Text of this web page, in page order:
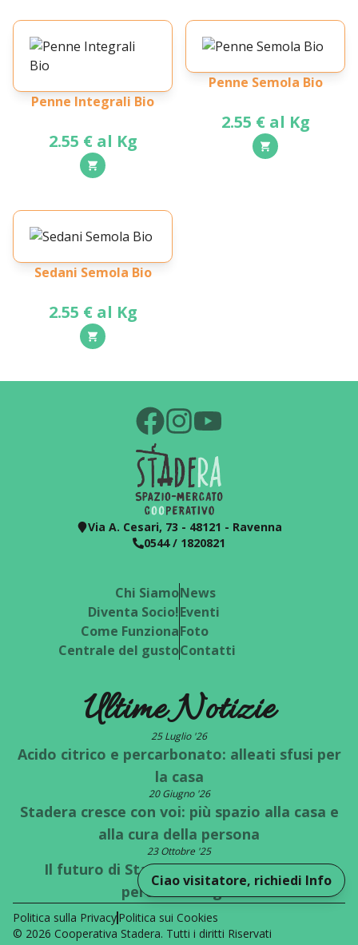
Penne Integrali Bio
2.55 € al Kg
Penne Semola Bio
2.55 € al Kg
Sedani Semola Bio
2.55 € al Kg
Ciao visitatore, richiedi Info
Via A. Cesari, 73 - 48121 - Ravenna
0544 / 1820821
Chi Siamo
Diventa Socio!
Come Funziona
Centrale del gusto
News
Eventi
Foto
Contatti
Ultime Notizie
25 Luglio '26
Acido citrico e percarbonato: alleati sfusi per
la casa
20 Giugno '26
Stadera cresce con voi: più spazio alla casa e
alla cura della persona
23 Ottobre '25
Il futuro di Stadera è a un bivio: quale
percorso scegli?
Politica sulla PrivacyPolitica sui Cookies
© 2026 Cooperativa Stadera. Tutti i diritti Riservati